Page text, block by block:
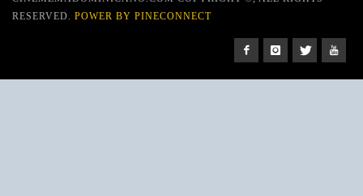
RESERVED. POWER BY PINECONNECT